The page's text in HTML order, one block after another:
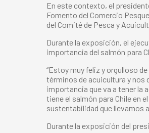
En este contexto, el
Fomento del Comercio
del Comité de Pesca y
Durante la exposición, el
importancia del salmón para
“Estoy muy feliz y orgulloso
términos de acuicultura y nos
importancia que va a tener la
tiene el salmón para Chile en
sustentabilidad que llevamos
Durante la exposición del